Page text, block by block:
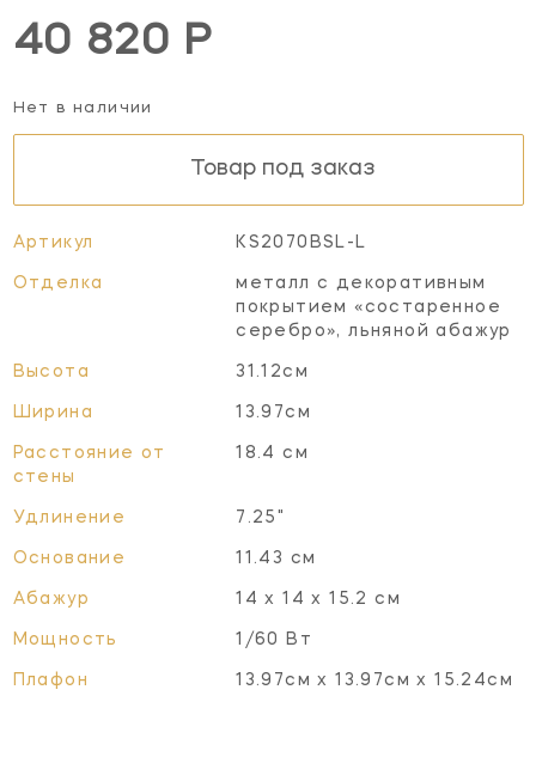
40 820 Р
Нет в наличии
Товар под заказ
Артикул KS2070BSL-L
Отделка
металл с декоративным
покрытием «состаренное
серебро», льняной абажур
Высота 31.12см
Ширина 13.97см
Расстояние от
стены
18.4 см
Удлинение 7.25"
Основание 11.43 см
Абажур 14 х 14 х 15.2 см
Мощность 1/60 Вт
Плафон 13.97см x 13.97см x 15.24см